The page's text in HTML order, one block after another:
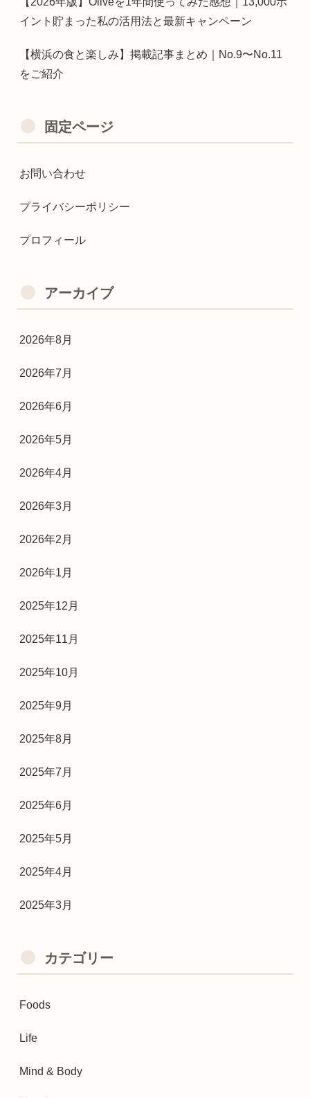
イント貯まった私の活用法と最新キャンペーン
【横浜の食と楽しみ】掲載記事まとめ｜No.9〜No.11
をご紹介
固定ページ
お問い合わせ
プライバシーポリシー
プロフィール
アーカイブ
2026年8月
2026年7月
2026年6月
2026年5月
2026年4月
2026年3月
2026年2月
2026年1月
2025年12月
2025年11月
2025年10月
2025年9月
2025年8月
2025年7月
2025年6月
2025年5月
2025年4月
2025年3月
カテゴリー
Foods
Life
Mind & Body